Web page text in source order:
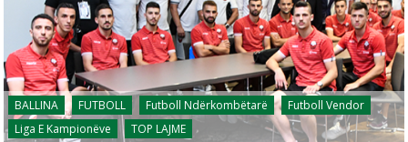
BALLINA FUTBOLL Futboll Ndërkombëtarë
Futboll Vendor
Liga E Kampionëve
TOP LAJME